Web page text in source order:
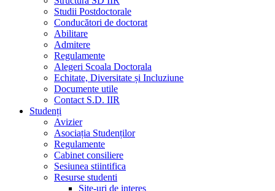
Studii Postdoctorale
Conducători de doctorat
Abilitare
Admitere
Regulamente
Alegeri Scoala Doctorala
Echitate, Diversitate și Incluziune
Documente utile
Contact S.D. IIR
Studenți
Avizier
Asociația Studenților
Regulamente
Cabinet consiliere
Sesiunea stiintifica
Resurse studenti
Site-uri de interes